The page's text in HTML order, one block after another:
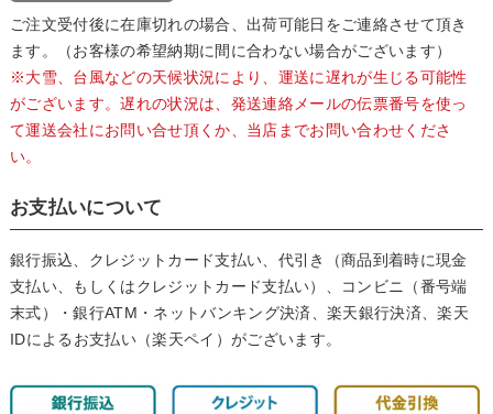
ご注文受付後に在庫切れの場合、出荷可能日をご連絡させて頂き
ます。（お客様の希望納期に間に合わない場合がございます）
※大雪、台風などの天候状況により、運送に遅れが生じる可能性
がございます。遅れの状況は、発送連絡メールの伝票番号を使っ
て運送会社にお問い合せ頂くか、当店までお問い合わせくださ
い。
お支払いについて
銀行振込、クレジットカード支払い、代引き（商品到着時に現金
支払い、もしくはクレジットカード支払い）、コンビニ（番号端
末式）・銀行ATM・ネットバンキング決済、楽天銀行決済、楽天
IDによるお支払い（楽天ペイ）がございます。